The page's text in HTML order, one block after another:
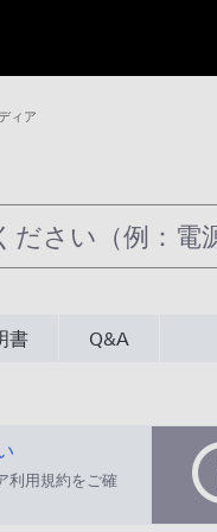
ィア
書 Q&A
利用規約をご確